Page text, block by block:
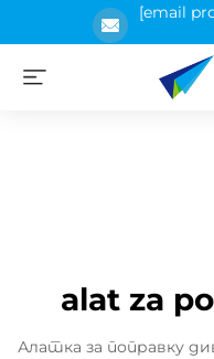
[email
alat za
Алатка за поправку